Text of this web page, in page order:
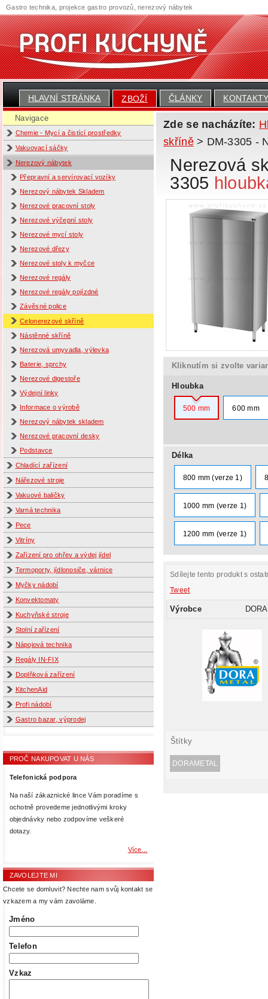
HLAVNÍ STRÁNKA ZBOŽÍ ČLÁNKY
Navigace
Chemie - Mycí a čistící prostředky
Vakuovací sáčky
Nerezový nábytek
Přepravní a servírovací vozíky
Nerezový nábytek Skladem
Nerezové pracovní stoly
Nerezové výčepní stoly
Nerezové mycí stoly
Nerezové dřezy
Nerezové stoly k myčce
Nerezové regály
Nerezové regály pojízdné
Závěsné police
Celonerezové skříně
Nástěnné skříně
Nerezová umyvadla, výlevka
Baterie, sprchy
Nerezové digestoře
Výdejní linky
Informace o výrobě
Nerezový nábytek skladem
Nerezové pracovní desky
Podstavce
Chladící zařízení
Nářezové stroje
Vakuové baličky
Varná technika
Pece
Vitríny
Zařízení pro ohřev a výdej jídel
Termoporty, jídlonosiče, várnice
Myčky nádobí
Konvektomaty
Kuchyňské stroje
Stolní zařízení
Nápojová technika
Regály IN-FIX
Doplňková zařízení
KitchenAid
Profi nádobí
Gastro bazar, výprodej
PROČ NAKUPOVAT U NÁS
Telefonická podpora
Na naší zákaznické lince Vám poradíme s
ochotně provedeme jednotlivými kroky
objednávky nebo zodpovíme veškeré
dotazy.
Více...
ZAVOLEJTE MI
Chcete se domluvit? Nechte nam svůj kontakt se
vzkazem a my vám zavoláme.
Jméno
Telefon
Vzkaz
Zde se nacházíte:
skříně> DM-3305 -
Nerezová
3305
Kliknutím si zvolte
Hloubka
500 mm 600 mm
Délka
800 mm (verze 1)
1000 mm (verze 1)
1200 mm (verze 1)
Sdílejte tento produkt s
Tweet
Výrobce
Štítky
DORAMETAL
Gastro technika, projekce gastro provozů, nerezový nábytek